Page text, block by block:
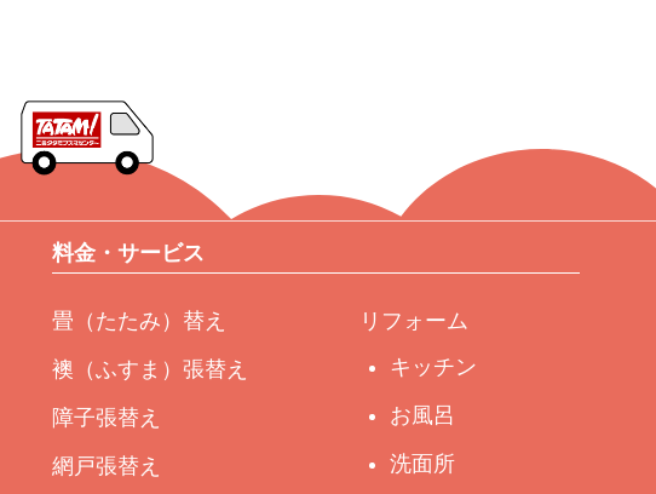
料金・サービス
畳（たたみ）替え
襖（ふすま）張替え
障子張替え
網戸張替え
リフォーム
キッチン
お風呂
洗面所